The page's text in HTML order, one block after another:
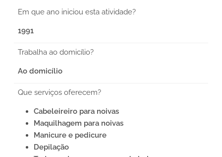
Em que ano iniciou esta atividade?
1991
Trabalha ao domicílio?
Ao domicílio
Que serviços oferecem?
Cabeleireiro para noivas
Maquilhagem para noivas
Manicure e pedicure
Depilação